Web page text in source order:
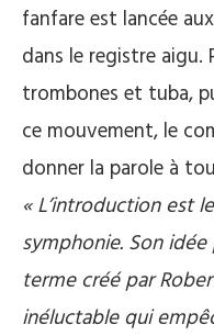
fanfare est lancée
dans le registre aigu.
trombones et tuba,
ce mouvement, le
donner la parole à
« L’introduction est
symphonie. Son
terme créé par
inéluctable qui